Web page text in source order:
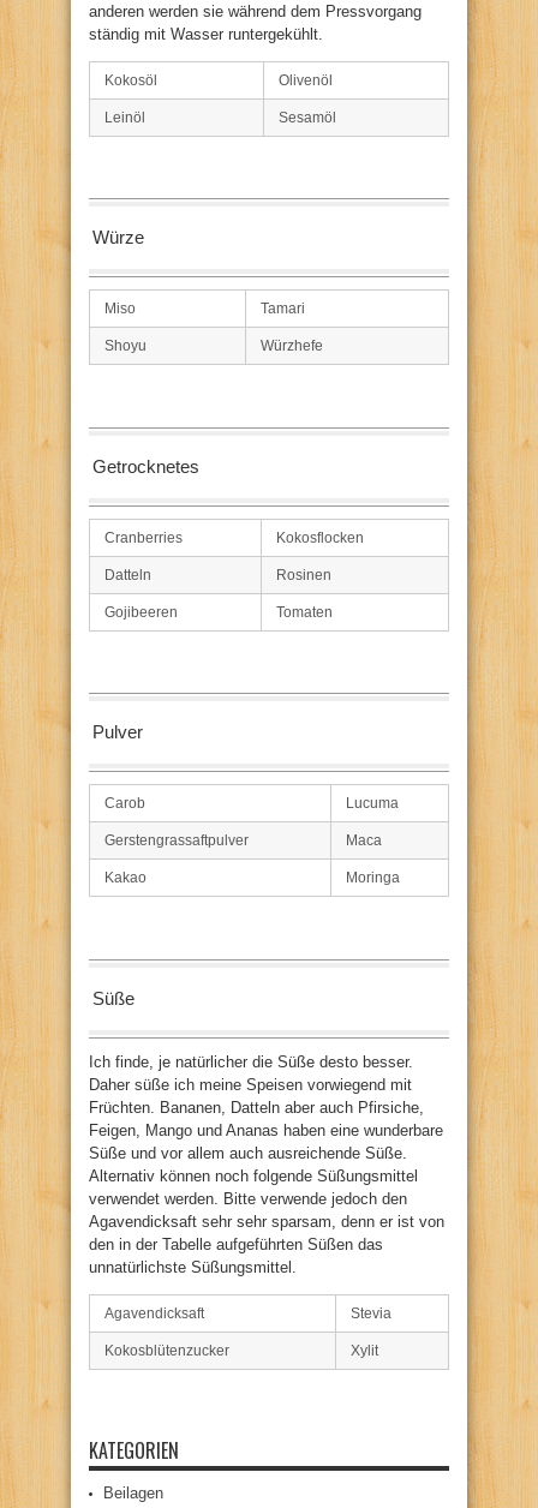
anderen werden sie während dem Pressvorgang
ständig mit Wasser runtergekühlt.
Kokosöl Olivenöl
Leinöl Sesamöl
Würze
Miso Tamari
Shoyu Würzhefe
Getrocknetes
Cranberries Kokosflocken
Datteln Rosinen
Gojibeeren Tomaten
Pulver
Carob Lucuma
Gerstengrassaftpulver Maca
Kakao Moringa
Süße
Ich finde, je natürlicher die Süße desto besser.
Daher süße ich meine Speisen vorwiegend mit
Früchten. Bananen, Datteln aber auch Pfirsiche,
Feigen, Mango und Ananas haben eine wunderbare
Süße und vor allem auch ausreichende Süße.
Alternativ können noch folgende Süßungsmittel
verwendet werden. Bitte verwende jedoch den
Agavendicksaft sehr sehr sparsam, denn er ist von
den in der Tabelle aufgeführten Süßen das
unnatürlichste Süßungsmittel.
Agavendicksaft Stevia
Kokosblütenzucker Xylit
KATEGORIEN
Beilagen